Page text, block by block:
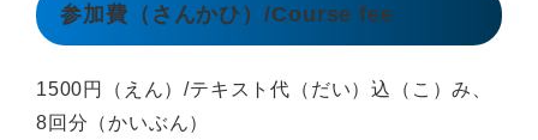
参加費（さんかひ）/Course fee
1500円（えん）/テキスト代（だい）込（こ）み、
8回分（かいぶん）